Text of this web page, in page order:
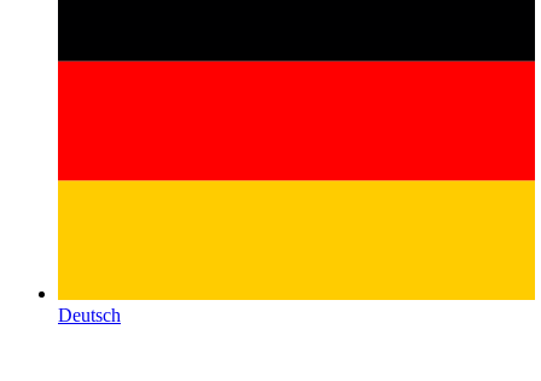
Deutsch